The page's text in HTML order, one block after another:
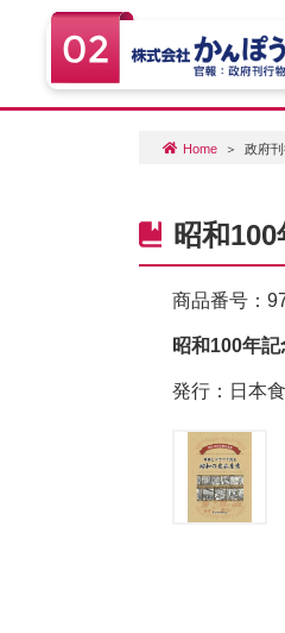
Home 政府
昭和
商品番号：
昭和100年
発行：日本